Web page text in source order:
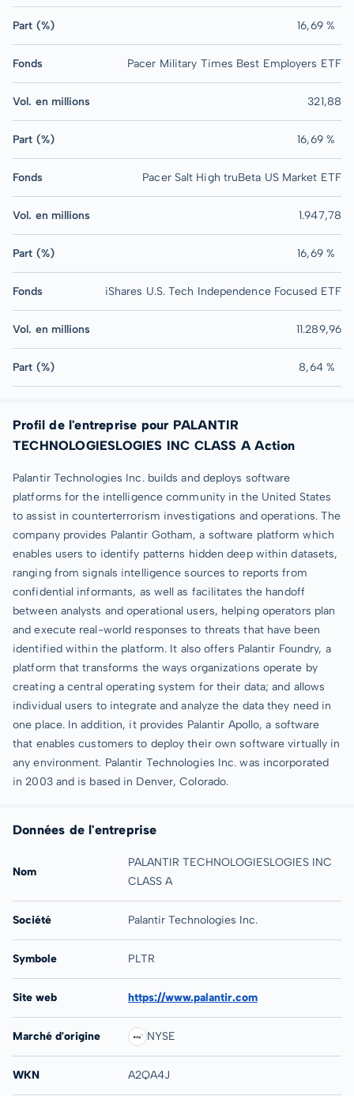
Part (%) 16,69 %
Fonds Pacer Military Times Best Employers ETF
Vol. en millions 321,88
Part (%) 16,69 %
Fonds Pacer Salt High truBeta US Market ETF
Vol. en millions 1.947,78
Part (%) 16,69 %
Fonds iShares U.S. Tech Independence Focused ETF
Vol. en millions 11.289,96
Part (%) 8,64 %
Profil de l'entreprise pour PALANTIR
TECHNOLOGIESLOGIES INC CLASS A Action
Palantir Technologies Inc. builds and deploys software
platforms for the intelligence community in the United States
to assist in counterterrorism investigations and operations. The
company provides Palantir Gotham, a software platform which
enables users to identify patterns hidden deep within datasets,
ranging from signals intelligence sources to reports from
confidential informants, as well as facilitates the handoff
between analysts and operational users, helping operators plan
and execute real-world responses to threats that have been
identified within the platform. It also offers Palantir Foundry, a
platform that transforms the ways organizations operate by
creating a central operating system for their data; and allows
individual users to integrate and analyze the data they need in
one place. In addition, it provides Palantir Apollo, a software
that enables customers to deploy their own software virtually in
any environment. Palantir Technologies Inc. was incorporated
in 2003 and is based in Denver, Colorado.
Données de l'entreprise
Nom
PALANTIR TECHNOLOGIESLOGIES INC
CLASS A
Société Palantir Technologies Inc.
Symbole PLTR
Site web https://www.palantir.com
Marché d'origine NYSE
WKN A2QA4J